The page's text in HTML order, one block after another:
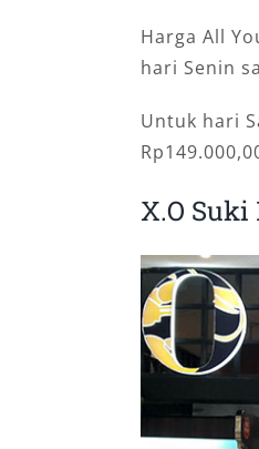
Harga All
hari Senin
Untuk hari
X.O Suki